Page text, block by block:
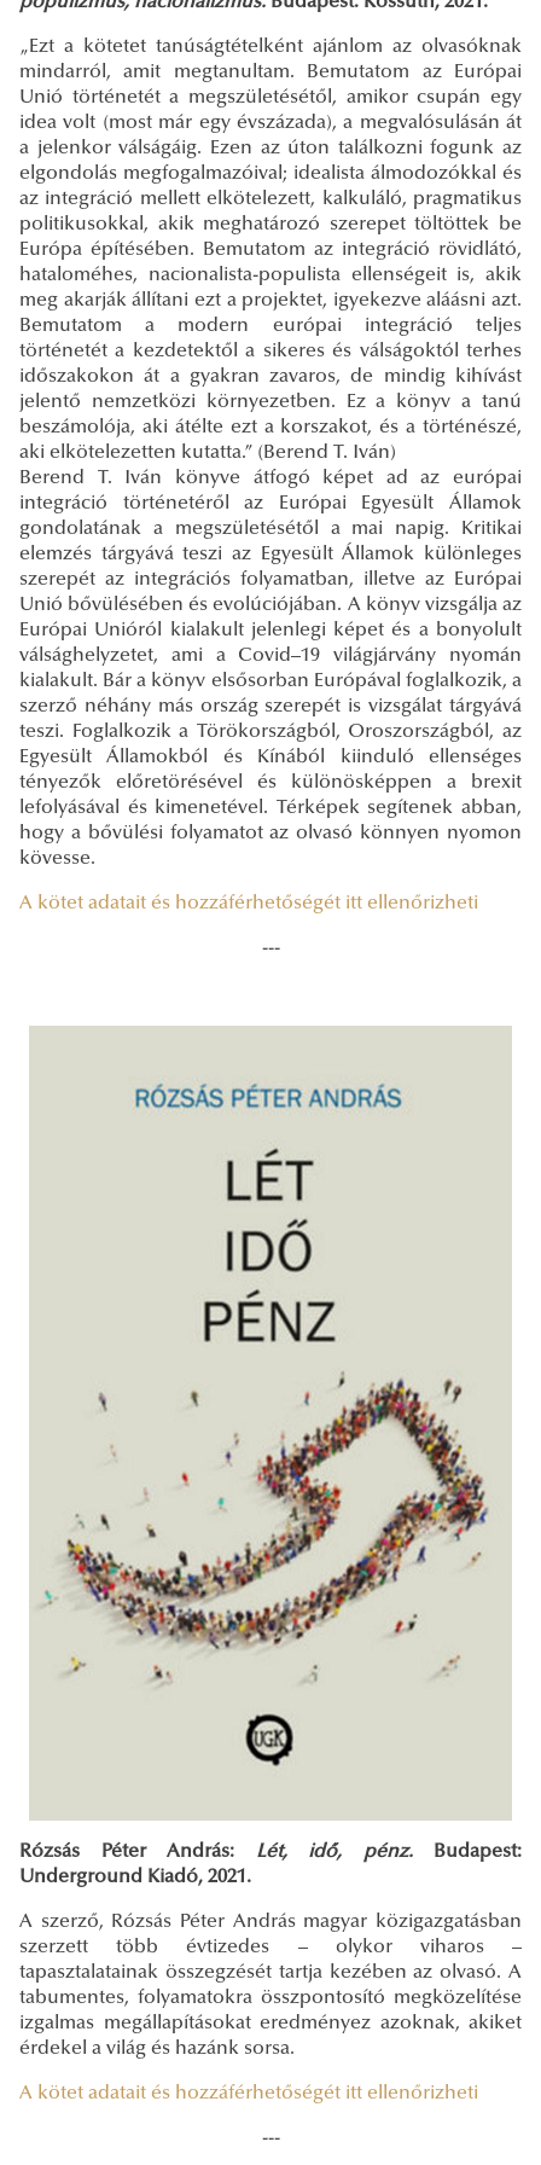
„Ezt a kötetet tanúságtételként ajánlom az olvasóknak
mindarról, amit megtanultam. Bemutatom az Európai
Unió történetét a megszületésétől, amikor csupán egy
idea volt (most már egy évszázada), a megvalósulásán át
a jelenkor válságáig. Ezen az úton találkozni fogunk az
elgondolás megfogalmazóival; idealista álmodozókkal és
az integráció mellett elkötelezett, kalkuláló, pragmatikus
politikusokkal, akik meghatározó szerepet töltöttek be
Európa építésében. Bemutatom az integráció rövidlátó,
hataloméhes, nacionalista-populista ellenségeit is, akik
meg akarják állítani ezt a projektet, igyekezve aláásni azt.
Bemutatom a modern európai integráció teljes
történetét a kezdetektől a sikeres és válságoktól terhes
időszakokon át a gyakran zavaros, de mindig kihívást
jelentő nemzetközi környezetben. Ez a könyv a tanú
beszámolója, aki átélte ezt a korszakot, és a történészé,
aki elkötelezetten kutatta.” (Berend T. Iván)
Berend T. Iván könyve átfogó képet ad az európai
integráció történetéről az Európai Egyesült Államok
gondolatának a megszületésétől a mai napig. Kritikai
elemzés tárgyává teszi az Egyesült Államok különleges
szerepét az integrációs folyamatban, illetve az Európai
Unió bővülésében és evolúciójában. A könyv vizsgálja az
Európai Unióról kialakult jelenlegi képet és a bonyolult
válsághelyzetet, ami a Covid–19 világjárvány nyomán
kialakult. Bár a könyv elsősorban Európával foglalkozik, a
szerző néhány más ország szerepét is vizsgálat tárgyává
teszi. Foglalkozik a Törökországból, Oroszországból, az
Egyesült Államokból és Kínából kiinduló ellenséges
tényezők előretörésével és különösképpen a brexit
lefolyásával és kimenetével. Térképek segítenek abban,
hogy a bővülési folyamatot az olvasó könnyen nyomon
kövesse.
A kötet adatait és hozzáférhetőségét itt ellenőrizheti
---
Rózsás Péter András: Lét, idő, pénz. Budapest:
Underground Kiadó, 2021.
A szerző, Rózsás Péter András magyar közigazgatásban
szerzett több évtizedes – olykor viharos –
tapasztalatainak összegzését tartja kezében az olvasó. A
tabumentes, folyamatokra összpontosító megközelítése
izgalmas megállapításokat eredményez azoknak, akiket
érdekel a világ és hazánk sorsa.
A kötet adatait és hozzáférhetőségét itt ellenőrizheti
---